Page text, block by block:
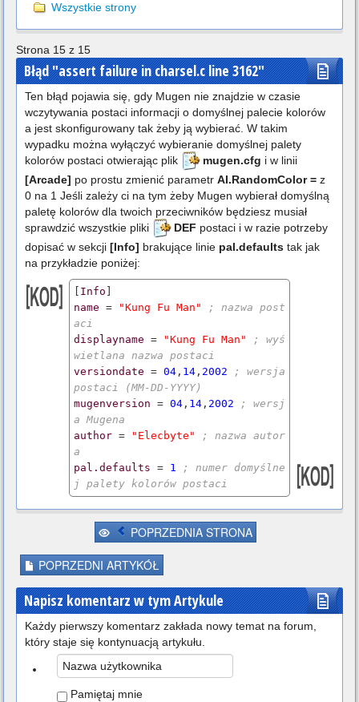
Wszystkie strony
Strona 15 z 15
Błąd "assert failure in charsel.c line 3162"
Ten błąd pojawia się, gdy Mugen nie znajdzie w czasie
wczytywania postaci informacji o domyślnej palecie kolorów
a jest skonfigurowany tak żeby ją wybierać. W takim
wypadku można wyłączyć wybieranie domyślnej palety
kolorów postaci otwierając plik
mugen.cfg i w linii
[Arcade] po prostu zmienić parametr AI.RandomColor = z
0 na 1 Jeśli zależy ci na tym żeby Mugen wybierał domyślną
paletę kolorów dla twoich przeciwników będziesz musiał
sprawdzić wszystkie pliki
DEF postaci i w razie potrzeby
dopisać w sekcji [Info] brakujące linie pal.defaults tak jak
na przykładzie poniżej:
Info
name = "Kung Fu Man"
; nazwa post
aci
displayname = "Kung Fu Man"
; wyś
wietlana nazwa postaci
versiondate = 04 , 14 , 2002
; wersja
postaci (MM-DD-YYYY)
mugenversion = 04 , 14 , 2002
; wersj
a Mugena
author = "Elecbyte"
; nazwa autor
a
pal.defaults = 1
; numer domyślne
j palety kolorów postaci
POPRZEDNIA STRONA
POPRZEDNI ARTYKÓŁ
Napisz komentarz w tym Artykule
Każdy pierwszy komentarz zakłada nowy temat na forum,
który staje się kontynuacją artykułu.
Pamiętaj mnie